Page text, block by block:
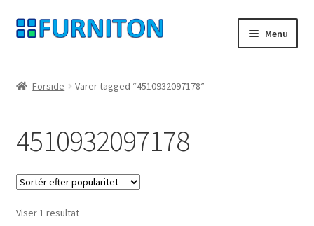
Spring
til
Spring
til
Menu
privatliv
fortrydelsesret
Kontakt
Forside Varer tagged “4510932097178”
4510932097178
Viser 1 resultat